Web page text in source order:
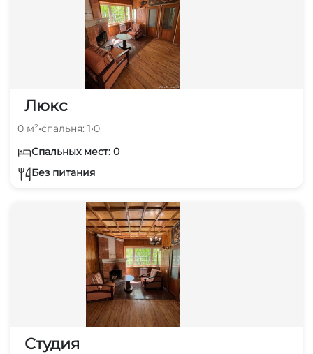
Люкс
0 м²•спальня: 1•0
Спальных мест: 0
Без питания
Студия